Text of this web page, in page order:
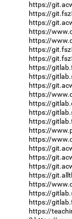
https://
https://
https://
https://
https://
https://
https://
https://
https://
https://
https://
https://
https://
https://
https://
https://
https://
https://
https://
https://
https://
https://
https://
https://